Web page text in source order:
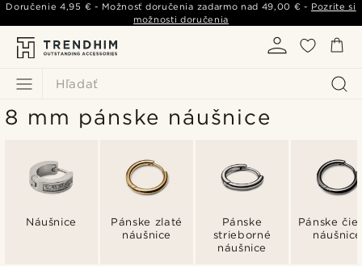
Hľadať
Doručenie4,95 € - Možnosť doručenia zadarmo nad 49,00 € - Pozrite si
možnosti doručenia
8 mm pánske náušnice
Náušnice
Pánske zlaté
náušnice
Pánske
strieborné
náušnice
Pánske
náušnice